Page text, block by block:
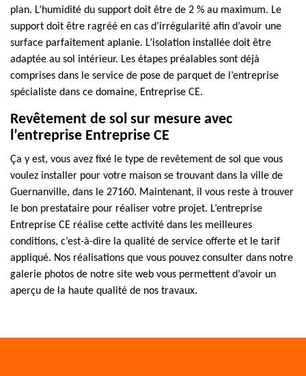
plan. L’humidité du support doit être de 2 % au maximum. Le
support doit être ragréé en cas d’irrégularité afin d’avoir une
surface parfaitement aplanie. L’isolation installée doit être
adaptée au sol intérieur. Les étapes préalables sont déjà
comprises dans le service de pose de parquet de l’entreprise
spécialiste dans ce domaine, Entreprise CE.
Revêtement de sol sur mesure avec
l’entreprise Entreprise CE
Ça y est, vous avez fixé le type de revêtement de sol que vous
voulez installer pour votre maison se trouvant dans la ville de
Guernanville, dans le 27160. Maintenant, il vous reste à trouver
le bon prestataire pour réaliser votre projet. L’entreprise
Entreprise CE réalise cette activité dans les meilleures
conditions, c’est-à-dire la qualité de service offerte et le tarif
appliqué. Nos réalisations que vous pouvez consulter dans notre
galerie photos de notre site web vous permettent d’avoir un
aperçu de la haute qualité de nos travaux.